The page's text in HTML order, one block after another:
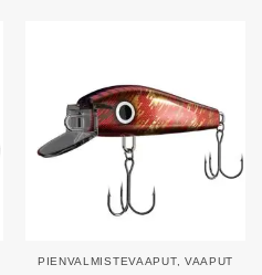
PIENVALMISTEVAAPUT, VAAPUT